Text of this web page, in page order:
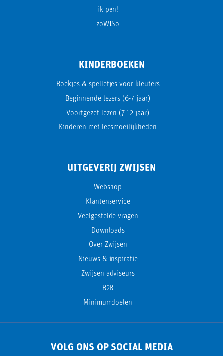
ik pen!
zoWISo
KINDERBOEKEN
Boekjes & spelletjes voor kleuters
Beginnende lezers (6-7 jaar)
Voortgezet lezen (7-12 jaar)
Kinderen met leesmoeilijkheden
UITGEVERIJ ZWIJSEN
Webshop
Klantenservice
Veelgestelde vragen
Downloads
Over Zwijsen
Nieuws & inspiratie
Zwijsen adviseurs
B2B
Minimumdoelen
VOLG ONS OP SOCIAL MEDIA